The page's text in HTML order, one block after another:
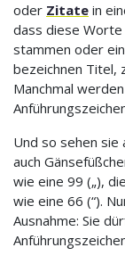
oder Zitate in
dass diese
stammen oder
bezeichnen Titel,
Manchmal
Und so sehen sie
auch
wie eine 99 („),
wie eine 66 (“).
Ausnahme: Sie